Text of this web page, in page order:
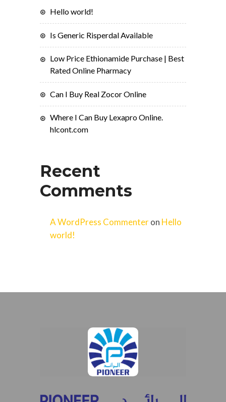
Hello world!
Is Generic Risperdal Available
Low Price Ethionamide Purchase | Best
Rated Online Pharmacy
Can I Buy Real Zocor Online
Where I Can Buy Lexapro Online.
hlcont.com
Recent
Comments
A WordPress Commenteron Hello
world!